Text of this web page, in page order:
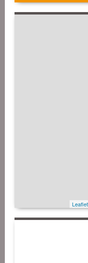
Leaflet